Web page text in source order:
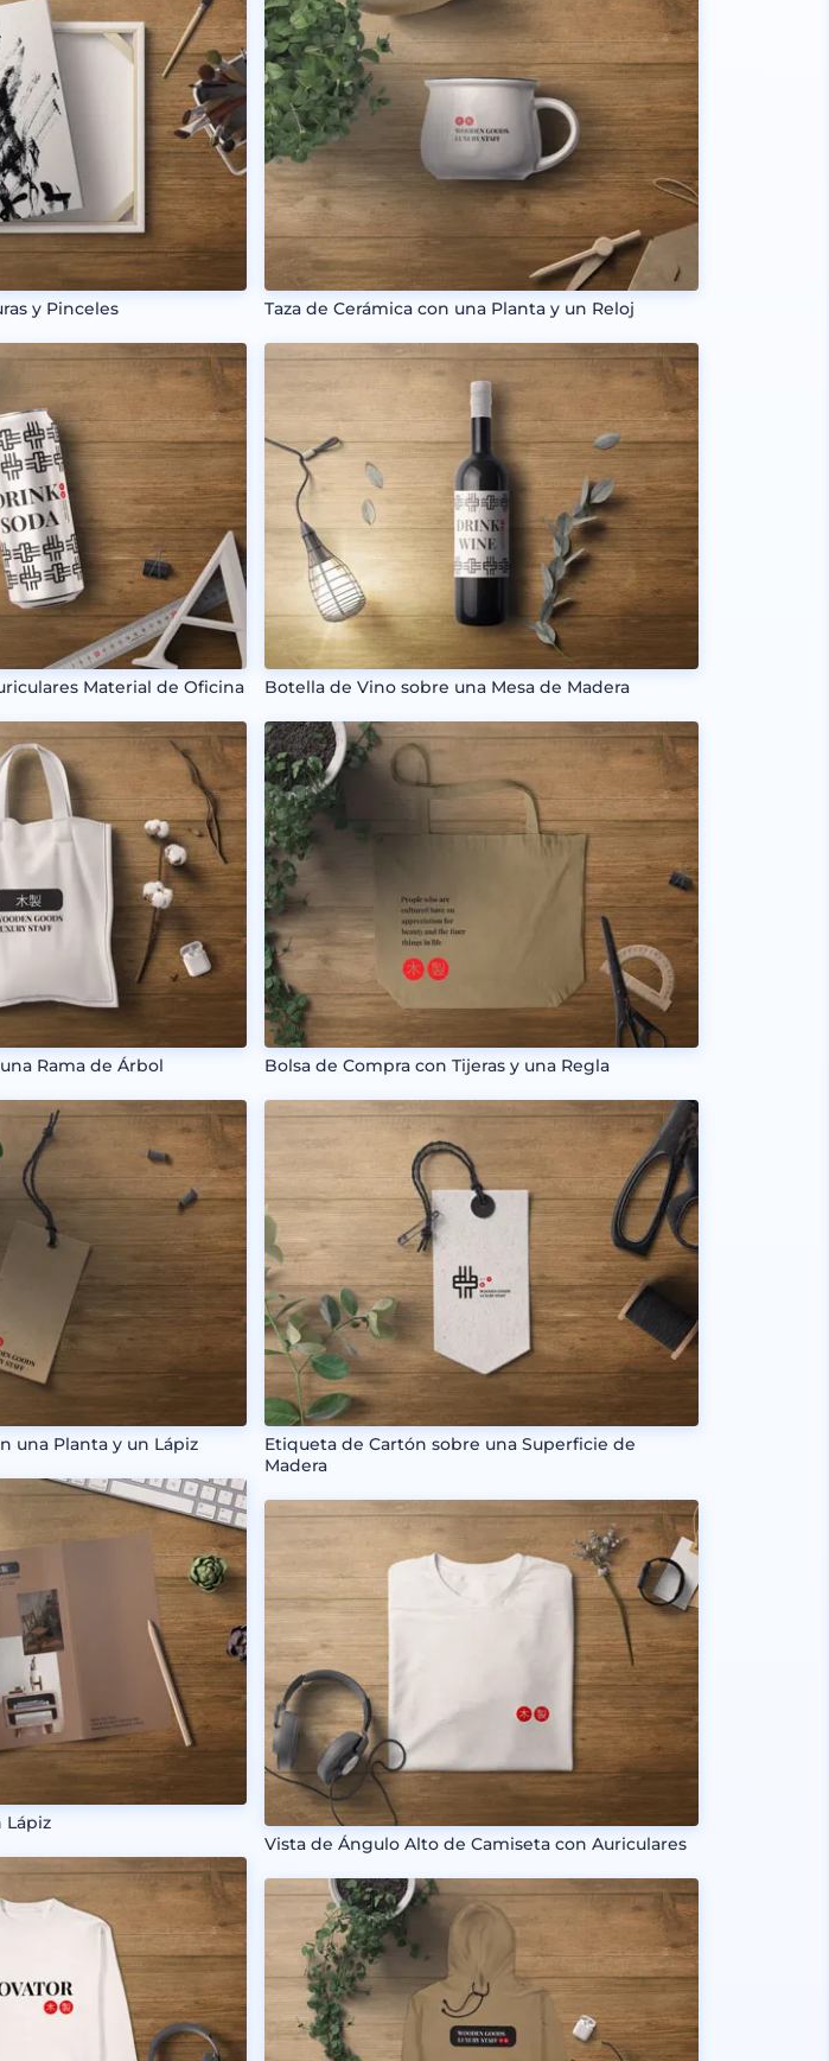
y Pinceles
Material de Oficina
Rama de Árbol
una Planta y un Lápiz
Lápiz
Taza de Cerámica con una Planta y un Reloj
Botella de Vino sobre una Mesa de Madera
Bolsa de Compra con Tijeras y una Regla
Etiqueta de Cartón sobre una Superficie de
Madera
Vista de Ángulo Alto de Camiseta con Auriculares